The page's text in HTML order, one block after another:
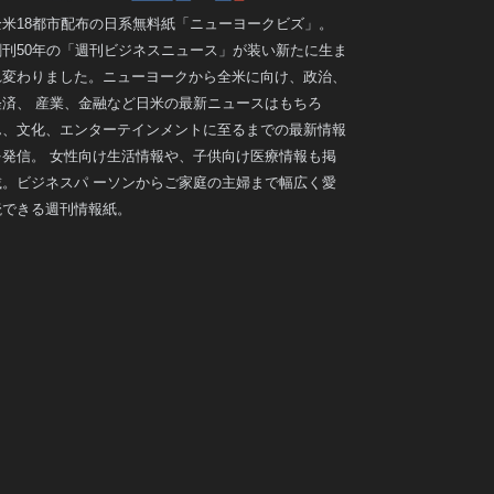
18都市配布の日系無料紙「ニューヨークビズ」。
50年の「週刊ビジネスニュース」が装い新たに生ま
わりました。ニューヨークから全米に向け、政治、
、 産業、金融など日米の最新ニュースはもちろ
文化、エンターテインメントに至るまでの最新情報
信。 女性向け生活情報や、子供向け医療情報も掲
ビジネスパ ーソンからご家庭の主婦まで幅広く愛
きる週刊情報紙。